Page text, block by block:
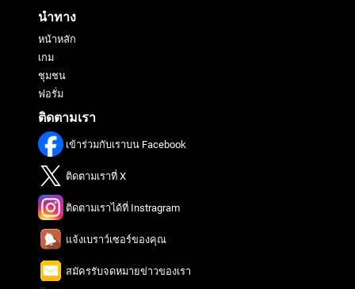
นำทาง
หน้าหลัก
เกม
ชุมชน
ฟอรั่ม
ติดตามเรา
เข้าร่วมกับเราบน Facebook
ติดตามเราที่ X
ติดตามเราได้ที่ Instragram
แจ้งเบราว์เซอร์ของคุณ
สมัครรับจดหมายข่าวของเรา